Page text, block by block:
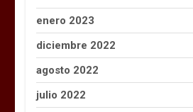
enero 2023
diciembre 2022
agosto 2022
julio 2022